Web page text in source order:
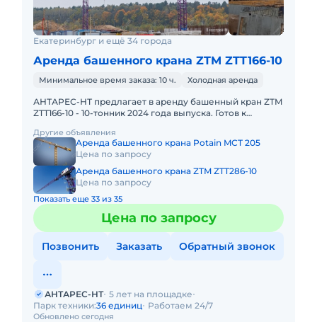
Екатеринбург и ещё 34 города
Аренда башенного крана ZTM ZTT166-10
Минимальное время заказа: 10 ч. Холодная аренда
АНТАРЕС-НТ предлагает в аренду башенный кран ZTM
ZTT166-10 - 10-тонник 2024 года выпуска. Готов к
стрелы: 65 м.
Другие объявления
Аренда башенного крана Potain MCT 205
Цена по запросу
Аренда башенного крана ZTM ZTT286-10
Цена по запросу
Показать еще 33 из 35
Цена по запросу
Позвонить Заказать Обратный звонок
Обновлено сегодня
АНТАРЕС-НТ 5 лет на площадке
Парк техники:36 единиц Работаем 24/7